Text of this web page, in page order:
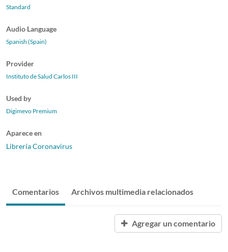
Standard
Audio Language
Spanish (Spain)
Provider
Instituto de Salud Carlos III
Used by
Digimevo Premium
Aparece en
Librería Coronavirus
Comentarios Archivos multimedia relacionados
Agregar un comentario